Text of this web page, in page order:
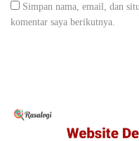
Simpan nama, email, dan
komentar saya berikutnya.